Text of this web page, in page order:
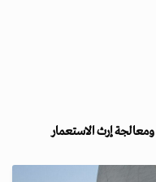
إرث الاستعمار